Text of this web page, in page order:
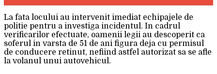
La fata locului au intervenit imediat echipajele de
politie pentru a investiga incidentul. In cadrul
verificarilor efectuate, oamenii legii au descoperit ca
soferul in varsta de 51 de ani figura deja cu permisul
de conducere retinut, nefiind astfel autorizat sa se afle
la volanul unui autovehicul.